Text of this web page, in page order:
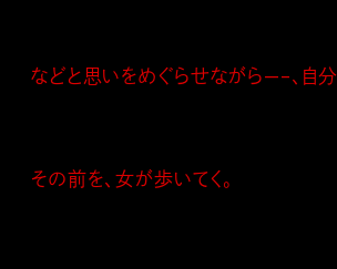
などと思いをめぐらせながら—-、自分
その前を、女が歩いてく。